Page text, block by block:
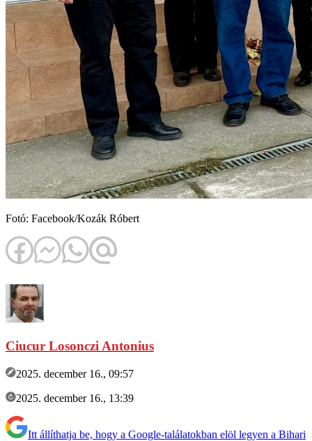
Fotó: Facebook/Kozák Róbert
Ciucur Losonczi Antonius
2025. december 16., 09:57
2025. december 16., 13:39
Itt állíthatja be, hogy a Google-találatokban elöl legyen a Bihari